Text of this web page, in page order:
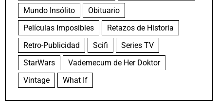
Mundo Insólito
Obituario
Películas Imposibles
Retazos de Historia
Retro-Publicidad
Scifi
Series TV
StarWars
Vademecum de Her Doktor
Vintage
What If